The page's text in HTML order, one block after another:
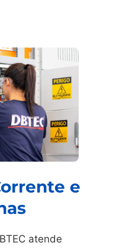
e
atende